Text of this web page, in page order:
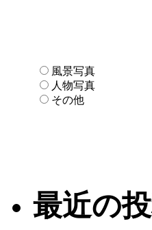
風景写真
人物写真
その他
最近の